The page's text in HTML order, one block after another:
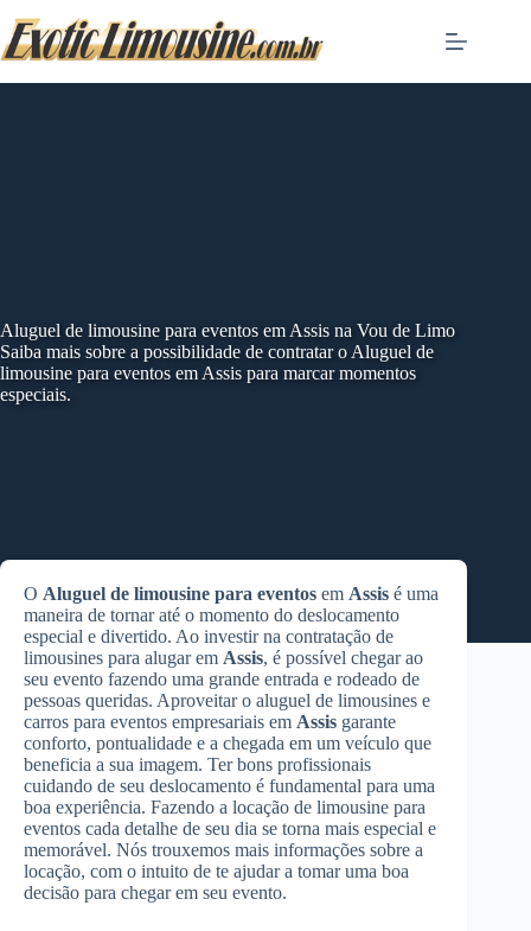
to
content
Aluguel de limousine para eventos em Assis na Vou de Limo
Saiba mais sobre a possibilidade de contratar o Aluguel de
limousine para eventos em Assis para marcar momentos
especiais.
O Aluguel de limousine para eventos em Assis é uma
maneira de tornar até o momento do deslocamento
especial e divertido. Ao investir na contratação de
limousines para alugar em Assis, é possível chegar ao
seu evento fazendo uma grande entrada e rodeado de
pessoas queridas. Aproveitar o aluguel de limousines e
carros para eventos empresariais em Assis garante
conforto, pontualidade e a chegada em um veículo que
beneficia a sua imagem. Ter bons profissionais
cuidando de seu deslocamento é fundamental para uma
boa experiência. Fazendo a locação de limousine para
eventos cada detalhe de seu dia se torna mais especial e
memorável. Nós trouxemos mais informações sobre a
locação, com o intuito de te ajudar a tomar uma boa
decisão para chegar em seu evento.